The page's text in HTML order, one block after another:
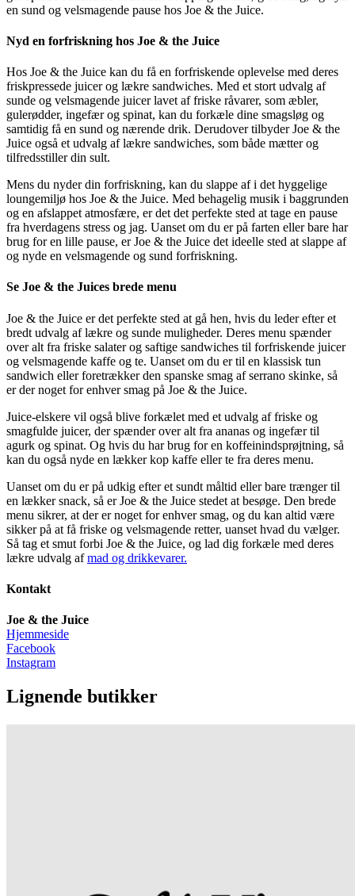
en sund og velsmagende pause hos Joe & the Juice.
Nyd en forfriskning hos Joe & the Juice
Hos Joe & the Juice kan du få en forfriskende oplevelse med deres
friskpressede juicer og lækre sandwiches. Med et stort udvalg af
sunde og velsmagende juicer lavet af friske råvarer, som æbler,
gulerødder, ingefær og spinat, kan du forkæle dine smagsløg og
samtidig få en sund og nærende drik. Derudover tilbyder Joe & the
Juice også et udvalg af lækre sandwiches, som både mætter og
tilfredsstiller din sult.
Mens du nyder din forfriskning, kan du slappe af i det hyggelige
loungemiljø hos Joe & the Juice. Med behagelig musik i baggrunden
og en afslappet atmosfære, er det det perfekte sted at tage en pause
fra hverdagens stress og jag. Uanset om du er på farten eller bare har
brug for en lille pause, er Joe & the Juice det ideelle sted at slappe af
og nyde en velsmagende og sund forfriskning.
Se Joe & the Juices brede menu
Joe & the Juice er det perfekte sted at gå hen, hvis du leder efter et
bredt udvalg af lækre og sunde muligheder. Deres menu spænder
over alt fra friske salater og saftige sandwiches til forfriskende juicer
og velsmagende kaffe og te. Uanset om du er til en klassisk tun
sandwich eller foretrækker den spanske smag af serrano skinke, så
er der noget for enhver smag på Joe & the Juice.
Juice-elskere vil også blive forkælet med et udvalg af friske og
smagfulde juicer, der spænder over alt fra ananas og ingefær til
agurk og spinat. Og hvis du har brug for en koffeinindsprøjtning, så
kan du også nyde en lækker kop kaffe eller te fra deres menu.
Uanset om du er på udkig efter et sundt måltid eller bare trænger til
en lækker snack, så er Joe & the Juice stedet at besøge. Den brede
menu sikrer, at der er noget for enhver smag, og du kan altid være
sikker på at få friske og velsmagende retter, uanset hvad du vælger.
Så tag et smut forbi Joe & the Juice, og lad dig forkæle med deres
lækre udvalg afmad og drikkevarer.
Kontakt
Joe & the Juice
Hjemmeside
Facebook
Instagram
Lignende butikker